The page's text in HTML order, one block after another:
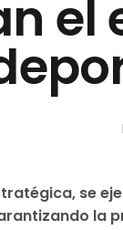
el
se
la